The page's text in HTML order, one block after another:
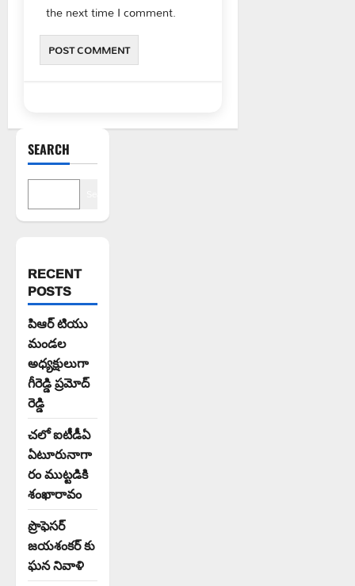
the next time I comment.
SEARCH
RECENT
POSTS
పిఆర్ టియు
మండల
అధ్యక్షులుగా
గీరెడ్డి ప్రమోద్
రెడ్డి
చలో ఐటీడీఏ
ఏటూరునాగా
రం ముట్టడికి
శంఖారావం
ప్రొఫెసర్
జయశంకర్ కు
ఘన నివాళి